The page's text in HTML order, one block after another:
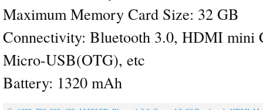
Maximum Memory Card Size: 32 GB
Connectivity: Bluetooth 3.0, HDMI mini
Micro-USB(OTG), etc
Battery: 1320 mAh